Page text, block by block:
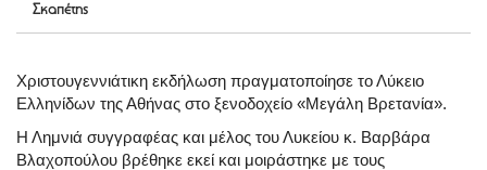
Σκαπέτης
Χριστουγεννιάτικη εκδήλωση πραγματοποίησε το Λύκειο
Ελληνίδων της Αθήνας στο ξενοδοχείο «Μεγάλη Βρετανία».
Η Λημνιά συγγραφέας και μέλος του Λυκείου κ. Βαρβάρα
Βλαχοπούλου βρέθηκε εκεί και μοιράστηκε με τους